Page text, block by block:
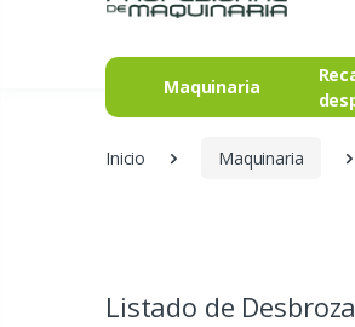
Maquinaria
Inicio Maquinaria
Listado de